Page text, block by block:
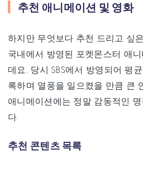
추천 애니메이션 및 영화
하지만 무엇보다 추천 드리고 싶
국내에서 방영된 포켓몬스터 애
데요. 당시 SBS에서 방영되어 평
록하며 열풍을 일으켰을 만큼 큰
애니메이션에는 정말 감동적인
다.
추천 콘텐츠 목록